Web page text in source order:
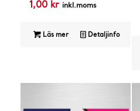
ursprungliga
var:
1,00 krDet
priset
inkl.moms
Läs mer Detaljinfo